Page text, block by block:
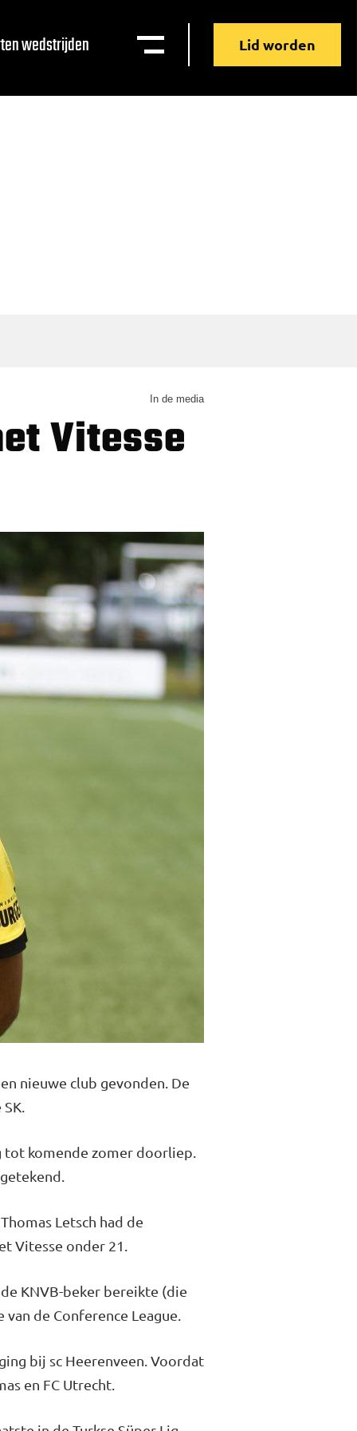
wedstrijden Lid worden
In de media
nieuwe club gevonden. De
tot komende zomer doorliep.
Letsch had de
Vitesse onder 21.
KNVB-beker bereikte (die
de Conference League.
bij sc Heerenveen. Voordat
en FC Utrecht.